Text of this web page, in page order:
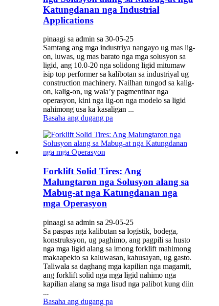
Katungdanan nga Industrial
Applications
pinaagi sa admin sa 30-05-25
Samtang ang mga industriya nangayo ug mas lig-
on, luwas, ug mas barato nga mga solusyon sa
ligid, ang 10.0-20 nga solidong ligid mitumaw
isip top performer sa kalibotan sa industriyal ug
construction machinery. Nailhan tungod sa kalig-
on, kalig-on, ug wala’y pagmentinar nga
operasyon, kini nga lig-on nga modelo sa ligid
nahimong usa ka kasaligan ...
Basaha ang dugang pa
Forklift Solid Tires: Ang
Malungtaron nga Solusyon alang sa
Mabug-at nga Katungdanan nga
mga Operasyon
pinaagi sa admin sa 29-05-25
Sa paspas nga kalibutan sa logistik, bodega,
konstruksyon, ug paghimo, ang pagpili sa husto
nga mga ligid alang sa imong forklift mahimong
makaapekto sa kaluwasan, kahusayan, ug gasto.
Taliwala sa daghang mga kapilian nga magamit,
ang forklift solid nga mga ligid nahimo nga
kapilian alang sa mga lisud nga palibot kung diin
...
Basaha ang dugang pa